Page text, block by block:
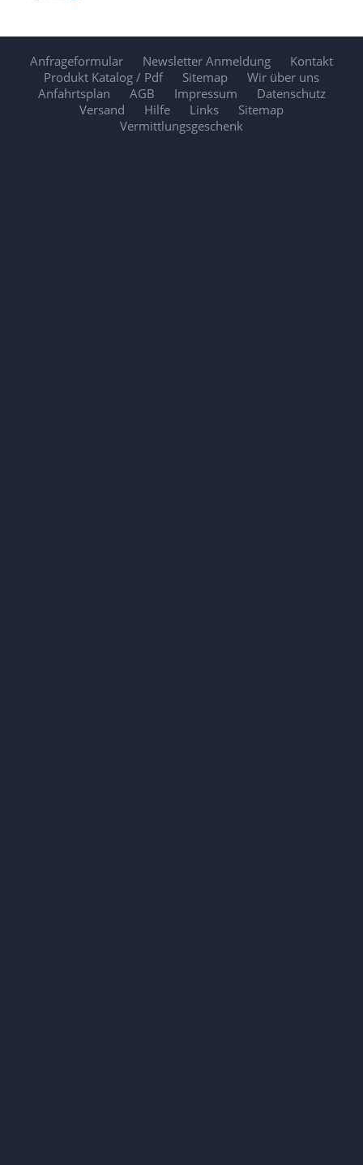
Anfrageformular Newsletter Anmeldung
Kontakt
Produkt Katalog / Pdf
Sitemap
Wir über uns
Anfahrtsplan
AGB Impressum
Datenschutz
Versand
Hilfe Links
Sitemap
Vermittlungsgeschenk